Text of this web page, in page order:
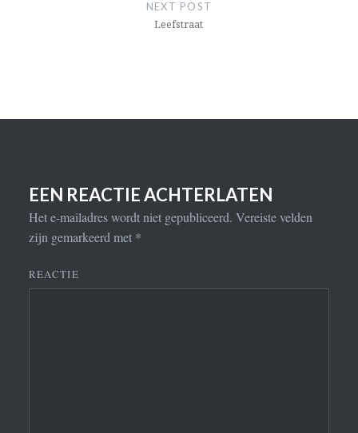
NEXT POST
Leefstraat
EEN REACTIE ACHTERLATEN
Het e-mailadres wordt niet gepubliceerd. Vereiste velden
zijn gemarkeerd met *
REACTIE